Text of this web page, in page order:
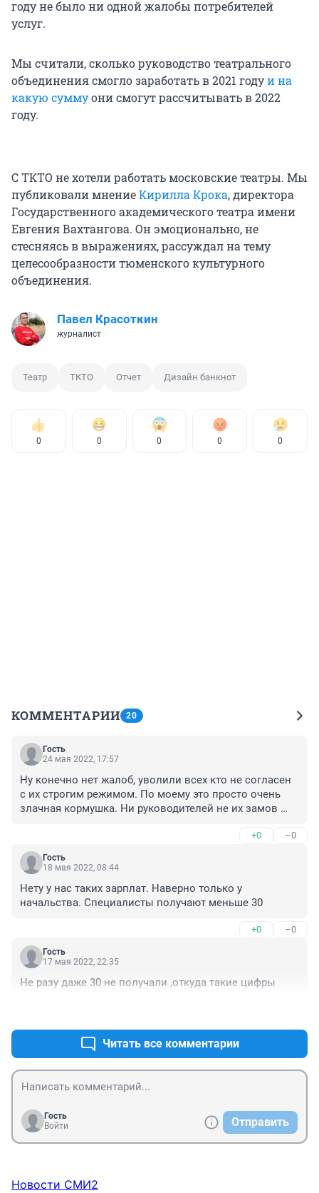
году не было ни одной жалобы потребителей
услуг.
Мы считали, сколько руководство театрального
объединения смогло заработать в 2021 годуи на
какую суммуони смогут рассчитывать в 2022
году.
С ТКТО не хотели работать московские театры. Мы
публиковали мнениеКирилла Крока, директора
Государственного академического театра имени
Евгения Вахтангова. Он эмоционально, не
стесняясь в выражениях, рассуждал на тему
целесообразности тюменского культурного
объединения.
Павел Красоткин
журналист
Театр ТКТО Отчет Дизайн банкнот
0 0 0 0 0
КОММЕНТАРИИ 20
Гость
24 мая 2022, 17:57
Ну конечно нет жалоб, уволили всех кто не согласен
с их строгим режимом. По моему это просто очень
злачная кормушка. Ни руководителей не их замов
руководители, директора покрывают руководителей
коллективов в их чёрных делишках. И всё всех
+0 –0
Гость
18 мая 2022, 08:44
Нету у нас таких зарплат. Наверно только у
начальства. Специалисты получают меньше 30
+0 –0
Гость
17 мая 2022, 22:35
Не разу даже 30 не получали ,откуда такие цифры
Читать все комментарии
Гость
Войти
Отправить
Новости СМИ2